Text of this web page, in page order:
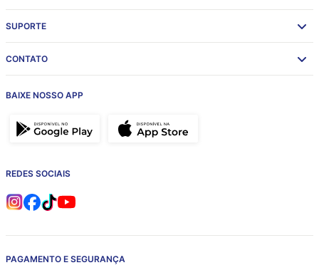
SUPORTE
CONTATO
BAIXE NOSSO APP
REDES SOCIAIS
PAGAMENTO E SEGURANÇA